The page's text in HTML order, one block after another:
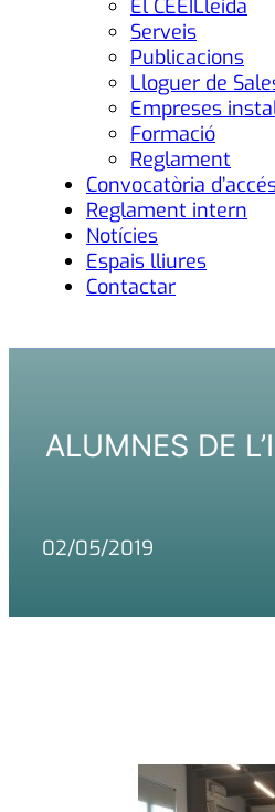
El CEEILleida
Serveis
Publicacions
Lloguer de
Empreses
Formació
Reglament
Convocatòria
Reglament intern
Notícies
Espais lliures
Contactar
ALUMNES DE
02/05/2019